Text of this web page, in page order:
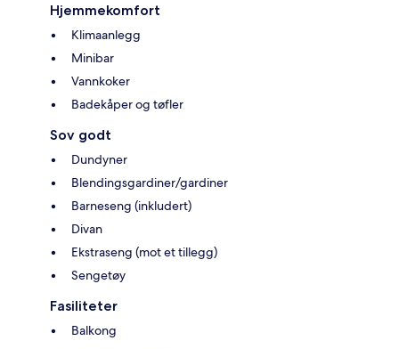
Hjemmekomfort
Klimaanlegg
Minibar
Vannkoker
Badekåper og tøfler
Sov godt
Dundyner
Blendingsgardiner/gardiner
Barneseng (inkludert)
Divan
Ekstraseng (mot et tillegg)
Sengetøy
Fasiliteter
Balkong